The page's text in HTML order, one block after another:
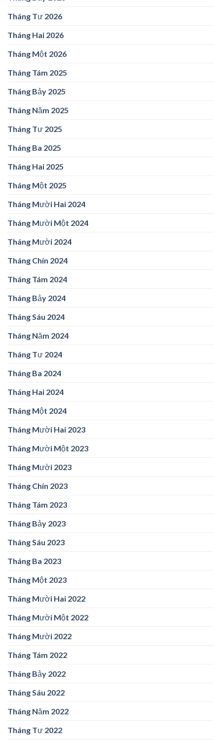
Tháng Tư 2026
Tháng Hai 2026
Tháng Một 2026
Tháng Tám 2025
Tháng Bảy 2025
Tháng Năm 2025
Tháng Tư 2025
Tháng Ba 2025
Tháng Hai 2025
Tháng Một 2025
Tháng Mười Hai 2024
Tháng Mười Một 2024
Tháng Mười 2024
Tháng Chín 2024
Tháng Tám 2024
Tháng Bảy 2024
Tháng Sáu 2024
Tháng Năm 2024
Tháng Tư 2024
Tháng Ba 2024
Tháng Hai 2024
Tháng Một 2024
Tháng Mười Hai 2023
Tháng Mười Một 2023
Tháng Mười 2023
Tháng Chín 2023
Tháng Tám 2023
Tháng Bảy 2023
Tháng Sáu 2023
Tháng Ba 2023
Tháng Một 2023
Tháng Mười Hai 2022
Tháng Mười Một 2022
Tháng Mười 2022
Tháng Tám 2022
Tháng Bảy 2022
Tháng Sáu 2022
Tháng Năm 2022
Tháng Tư 2022